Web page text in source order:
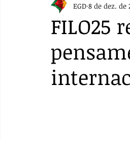
FILO25
EGD 8 de dez. de